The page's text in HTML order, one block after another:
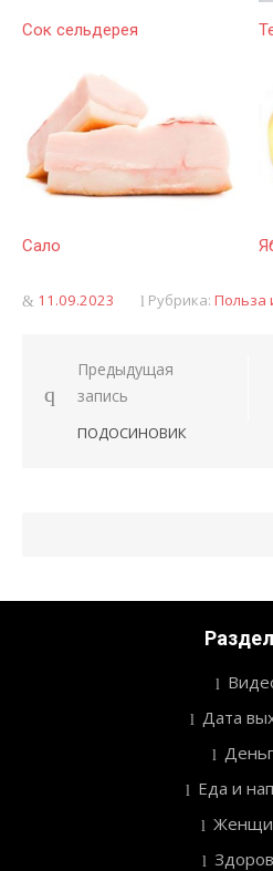
Сок сельдерея
Сало
Опубликовано
11.09.2023 Рубрика: Польза
Навигация
Предыдущая
запись
ПОДОСИНОВИК
Дата
Еда и